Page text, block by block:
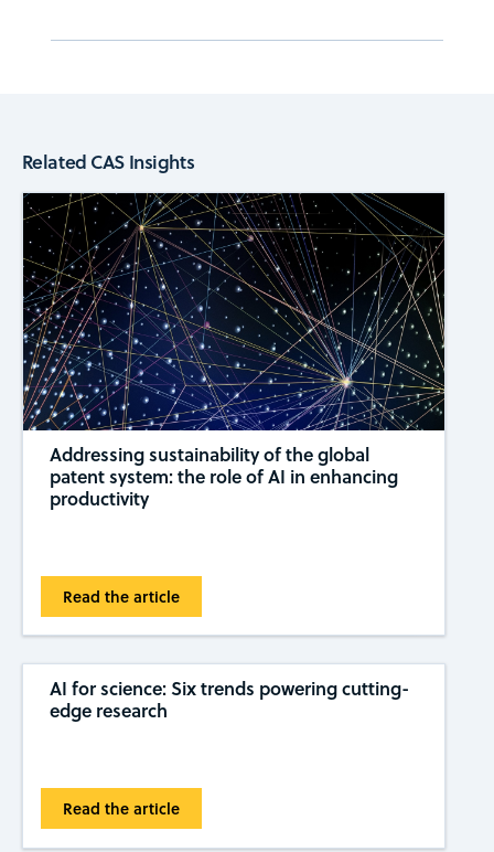
Related CAS Insights
Addressing sustainability of the global
patent system: the role of AI in enhancing
productivity
Read the article
AI for science: Six trends powering cutting-
edge research
Read the article